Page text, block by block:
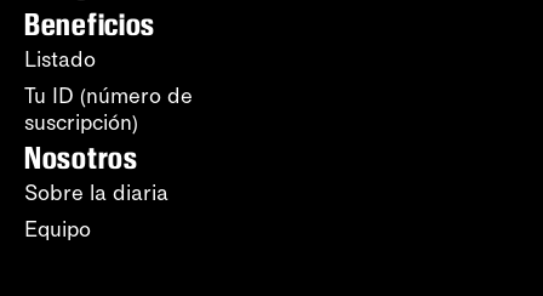
Beneficios
Listado
Tu ID (número de
suscripción)
Nosotros
Sobre la diaria
Equipo